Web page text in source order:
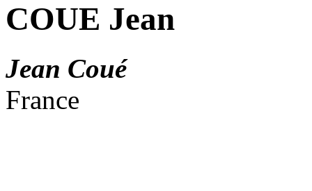
COUE Jean
Jean Coué
France